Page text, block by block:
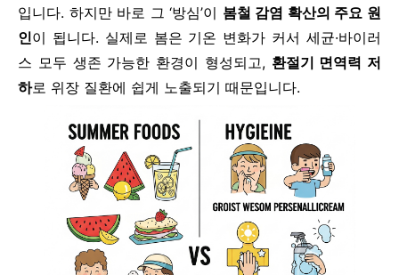
입니다. 하지만 바로 그 ‘방심’이 봄철 감염 확산의 주요 원
인이 됩니다. 실제로 봄은 기온 변화가 커서 세균·바이러
스 모두 생존 가능한 환경이 형성되고, 환절기 면역력 저
하로 위장 질환에 쉽게 노출되기 때문입니다.